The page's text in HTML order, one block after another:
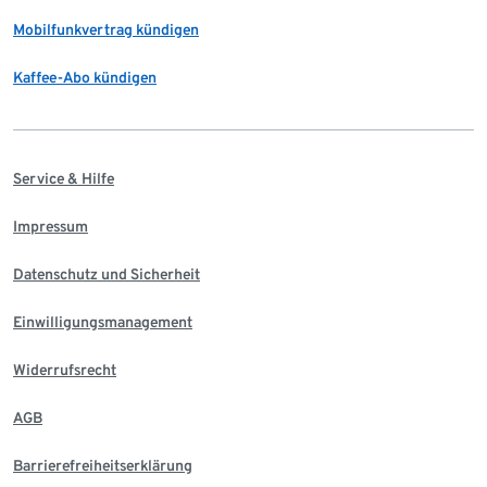
Mobilfunkvertrag kündigen
Kaffee-Abo kündigen
Service & Hilfe
Impressum
Datenschutz und Sicherheit
Einwilligungsmanagement
Widerrufsrecht
AGB
Barrierefreiheitserklärung